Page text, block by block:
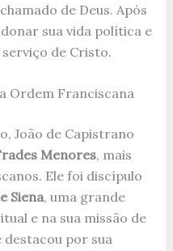
de Deus. Após
sua vida política e
de Cristo.
Ordem Franciscana
João de Capistrano
Menores, mais
Ele foi discípulo
Siena, uma grande
e na sua missão de
destacou por sua